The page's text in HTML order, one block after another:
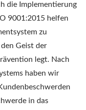
die Implementierung
9001:2015 helfen
zu
Geist der
legt. Nach
haben wir
in das